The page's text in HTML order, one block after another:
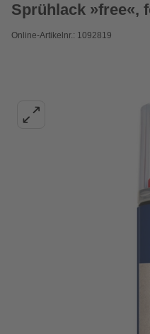
Sprühlack »free«,
Online-Artikelnr.: 1092819